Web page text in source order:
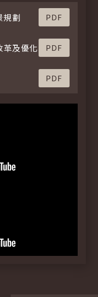
規劃 PDF
革及優化 PDF
PDF